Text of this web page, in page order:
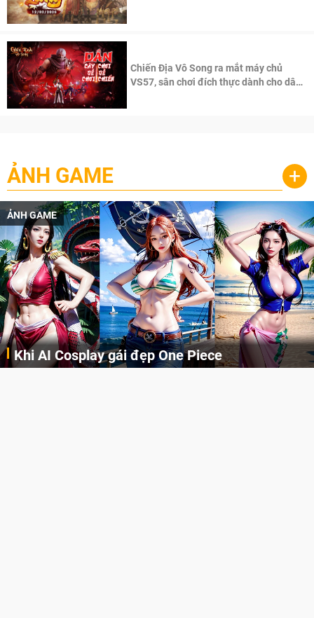
Chiến Địa Vô Song ra mắt máy chủ
VS57, sân chơi đích thực dành cho dân
ẢNH GAME +
đẹp One Piece
ẢNH GAME
Cosplay